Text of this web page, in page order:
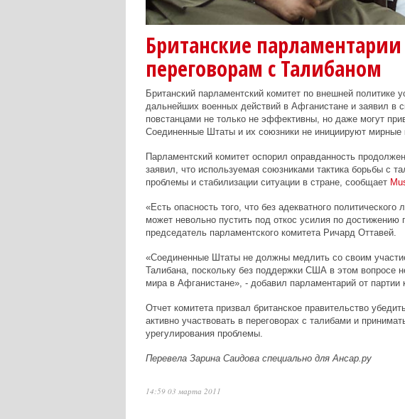
Британские
переговорам с Талибаном
Британский парламентский комитет по внешней политике
дальнейших военных действий в Афганистане и заявил в
повстанцами не только не эффективны, но даже могут
Соединенные Штаты и их союзники не инициируют мирные
Парламентский комитет оспорил оправданность
заявил, что используемая союзниками тактика борьбы с
проблемы и стабилизации ситуации в стране, сообщает
«Есть опасность того, что без адекватного
может невольно пустить под откос усилия по достижению
председатель парламентского комитета Ричард Оттавей.
«Соединенные Штаты не должны медлить со своим
Талибана, поскольку без поддержки США в этом вопросе
мира в Афганистане», - добавил парламентарий от партии
Отчет комитета призвал британское правительство
активно участвовать в переговорах с талибами и
урегулирования проблемы.
Перевела Зарина Саидова специально для Ансар.ру
14:59 03 марта 2011